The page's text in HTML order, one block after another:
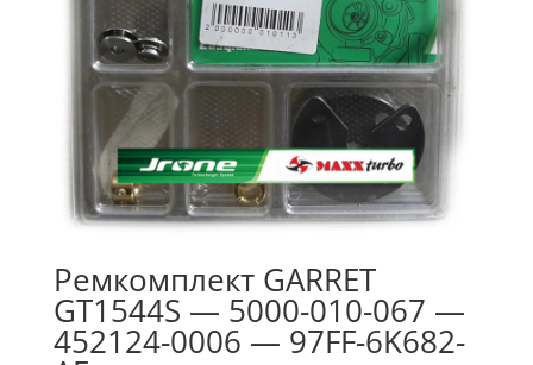
Ремкомплект GARRET
GT1544S — 5000-010-067 —
452124-0006 — 97FF-6K682-